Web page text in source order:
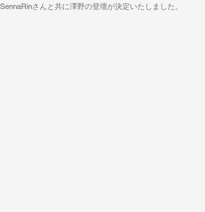
SennaRinさんと共に澤野の登壇が決定いたしました。